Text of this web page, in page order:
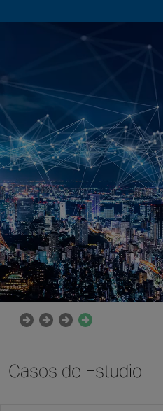
Casos de Estudio